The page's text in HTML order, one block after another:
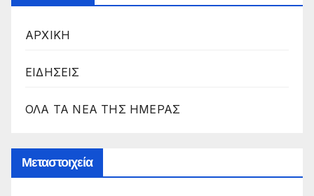
ΑΡΧΙΚΗ
ΕΙΔΗΣΕΙΣ
ΟΛΑ ΤΑ ΝΕΑ ΤΗΣ ΗΜΕΡΑΣ
Μεταστοιχεία